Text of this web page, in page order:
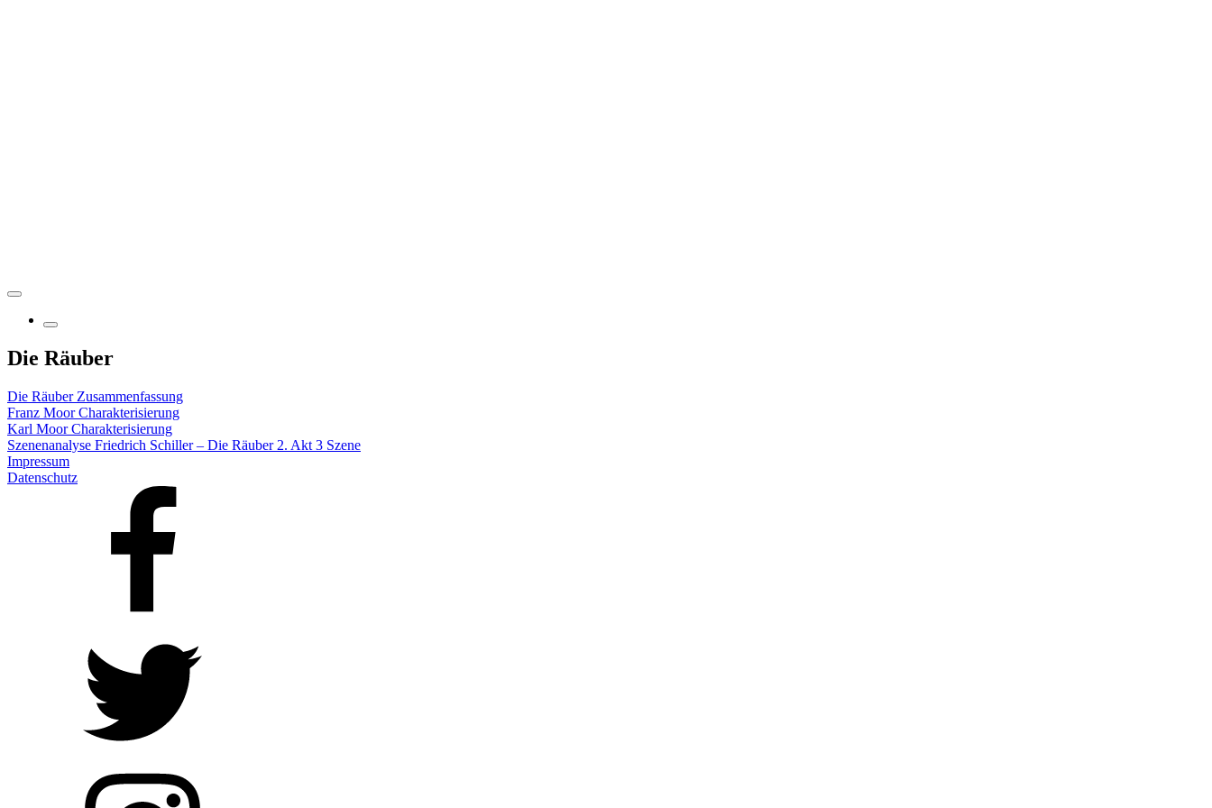
Die Räuber
Die Räuber Zusammenfassung
Franz Moor Charakterisierung
Karl Moor Charakterisierung
Szenenanalyse Friedrich Schiller – Die Räuber 2. Akt 3 Szene
Impressum
Datenschutz